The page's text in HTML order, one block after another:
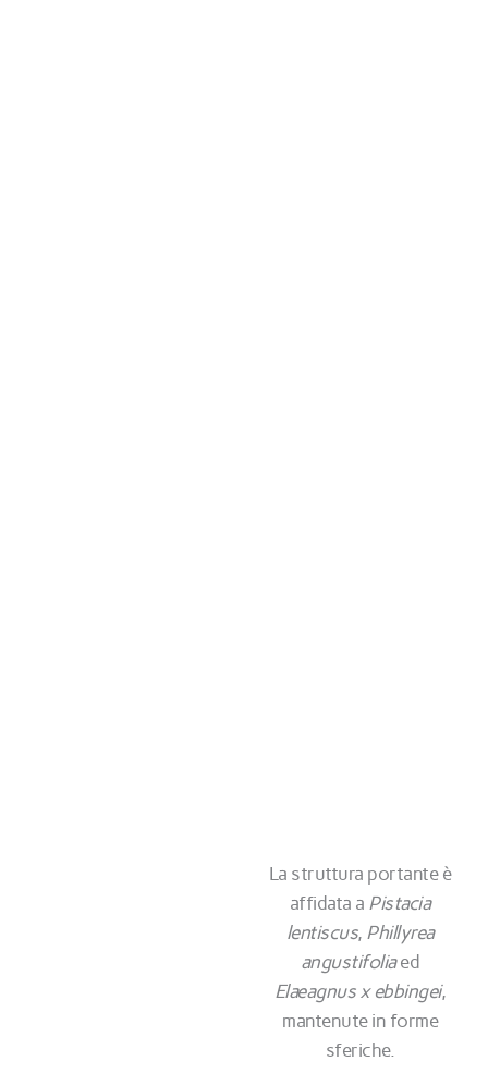
La struttura portante è
affidata a Pistacia
lentiscus, Phillyrea
angustifoliaed
Elaeagnus x ebbingei,
mantenute in forme
sferiche.